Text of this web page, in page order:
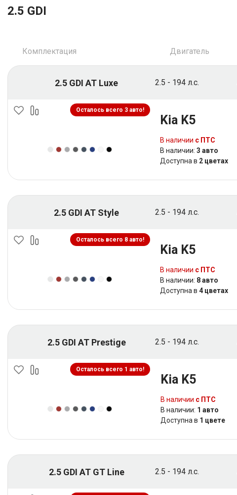
2.5 GDI
Комплектация Двигатель
2.5 GDI AT Luxe 2.5 - 194 л.с.
Осталось всего 3 авто!
Kia K5
В наличии с ПТС
В наличии: 3 авто
Доступна в 2 цветах
2.5 GDI AT Style 2.5 - 194 л.с.
Осталось всего 8 авто!
Kia K5
В наличии с ПТС
В наличии: 8 авто
Доступна в 4 цветах
2.5 GDI AT Prestige 2.5 - 194 л.с.
Осталось всего 1 авто!
Kia K5
В наличии с ПТС
В наличии: 1 авто
Доступна в 1 цвете
2.5 GDI AT GT Line 2.5 - 194 л.с.